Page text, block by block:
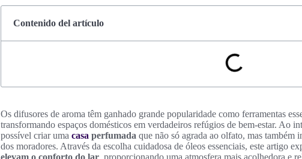
Contenido del artículo
Os difusores de aroma têm ganhado grande popularidade como ferramentas
transformando espaços domésticos em verdadeiros refúgios de bem-estar. Ao
possível criar uma casa perfumada que não só agrada ao olfato, mas também
dos moradores. Através da escolha cuidadosa de óleos essenciais, este artigo